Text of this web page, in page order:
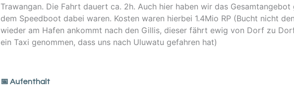
Trawangan. Die Fahrt dauert ca. 2h. Auch hier haben wir das
dem Speedboot dabei waren. Kosten waren hierbei 1.4Mio RP (Bucht nicht
wieder am Hafen ankommt nach den Gillis, dieser fährt ewig von Dorf zu
ein Taxi genommen, dass uns nach Uluwatu gefahren hat)
️📅 Aufenthalt